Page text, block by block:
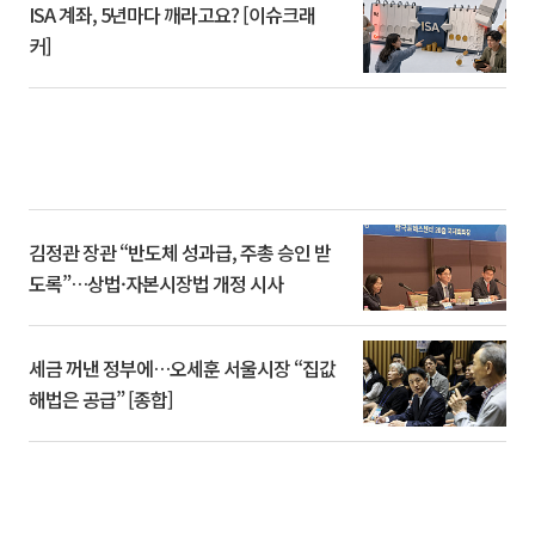
ISA 계좌, 5년마다 깨라고요? [이슈크래
커]
김정관 장관 “반도체 성과급, 주총 승인 받
도록”…상법·자본시장법 개정 시사
세금 꺼낸 정부에…오세훈 서울시장 “집값
해법은 공급” [종합]